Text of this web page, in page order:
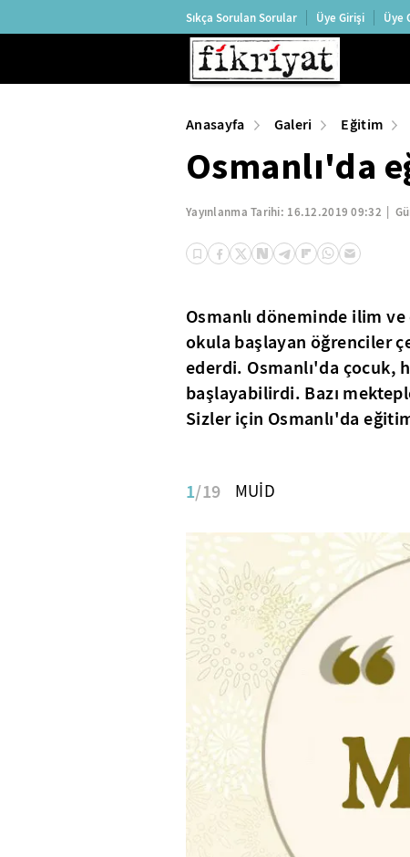
Sıkça Sorulan Sorular Üye Girişi Üye
Anasayfa Galeri Eğitim
Osmanlı'da
Yayınlanma Tarihi: 16.12.2019 09:32
Osmanlı döneminde ilim
okula başlayan öğrenciler
ederdi. Osmanlı'da çocuk,
başlayabilirdi. Bazı
Sizler için Osmanlı'da
1/19 MUİD